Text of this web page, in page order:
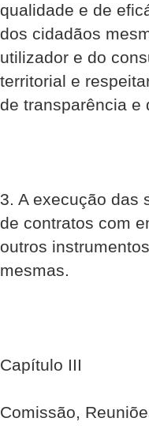
qualidade e de
dos cidadãos
utilizador e do
territorial e
de transparência e
3. A execução das
de contratos com
outros
mesmas.
Capítulo III
Comissão,